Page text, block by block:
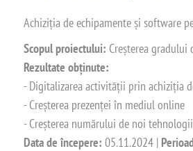
Achiziția de echipamente și software
Scopul proiectului: Creșterea
Rezultate obținute:
- Digitalizarea activității prin achiziția
- Creșterea prezenței în mediul online
- Creșterea numărului de noi
Data de începere: 05.11.2024 |